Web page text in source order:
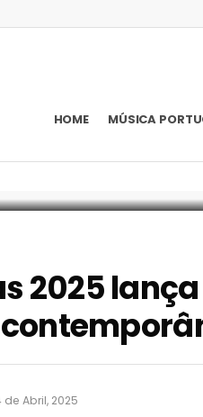
HOME MÚSICA
2025
de Abril, 2025